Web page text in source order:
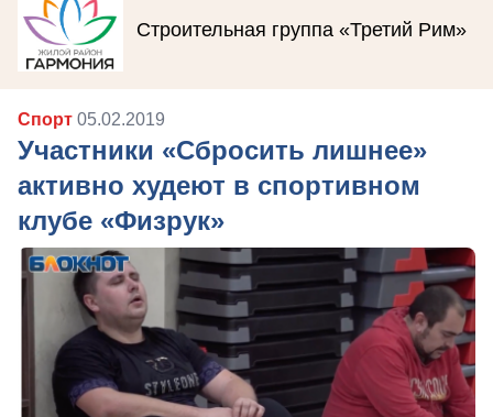
Строительная группа «Третий Рим»
Спорт 05.02.2019
Участники «Сбросить лишнее»
активно худеют в спортивном
клубе «Физрук»